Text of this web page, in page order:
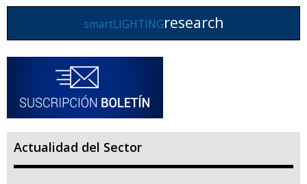
smartLIGHTINGresearch
Actualidad del Sector